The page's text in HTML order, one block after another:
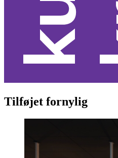
Tilføjet fornylig